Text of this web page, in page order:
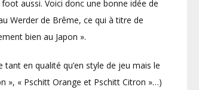
aussi. Voici donc une bonne idée de
Werder de Brême, ce qui à titre de
bien au Japon ».
en qualité qu’en style de jeu mais le
», « Pschitt Orange et Pschitt Citron »…)